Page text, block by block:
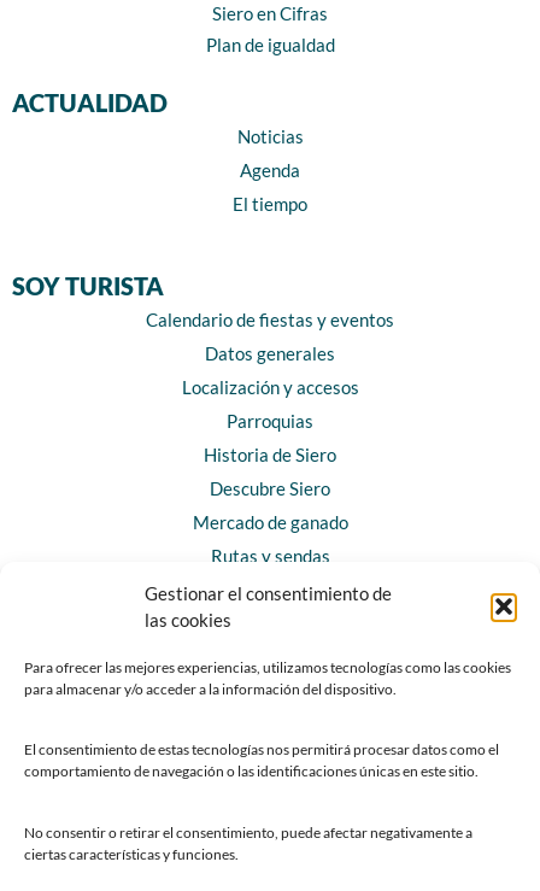
Gestionar el consentimiento de
las cookies
Para ofrecer las mejores experiencias, utilizamos tecnologías como las cookies
para almacenar y/o acceder a la información del dispositivo.
El consentimiento de estas tecnologías nos permitirá procesar datos como el
comportamiento de navegación o las identificaciones únicas en este sitio.
No consentir o retirar el consentimiento, puede afectar negativamente a
ciertas características y funciones.
Siero en Cifras
Plan de igualdad
ACTUALIDAD
Noticias
Agenda
El tiempo
SOY TURISTA
Calendario de fiestas y eventos
Datos generales
Localización y accesos
Parroquias
Historia de Siero
Descubre Siero
Mercado de ganado
Rutas y sendas
Horarios y contacto
Teléfonos de interés
Chatbot Siero
SEDES ELECTRÓNICAS
Sede del Ayuntamiento de Siero